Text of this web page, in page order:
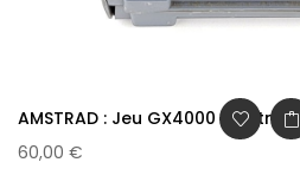
AMSTRAD : Jeu GX4000 - Batman
60,00 €